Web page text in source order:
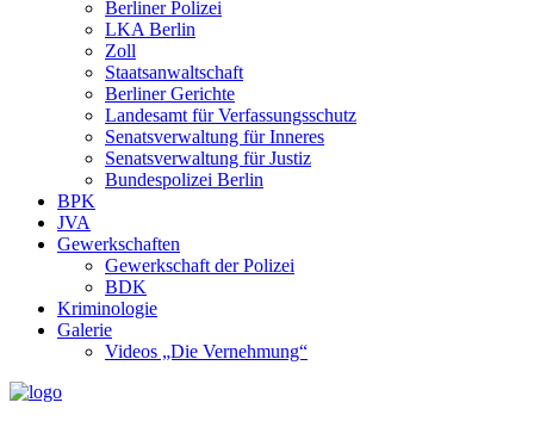
Berliner Polizei
LKA Berlin
Zoll
Staatsanwaltschaft
Berliner Gerichte
Landesamt für Verfassungsschutz
Senatsverwaltung für Inneres
Senatsverwaltung für Justiz
Bundespolizei Berlin
BPK
JVA
Gewerkschaften
Gewerkschaft der Polizei
BDK
Kriminologie
Galerie
Videos „Die Vernehmung“